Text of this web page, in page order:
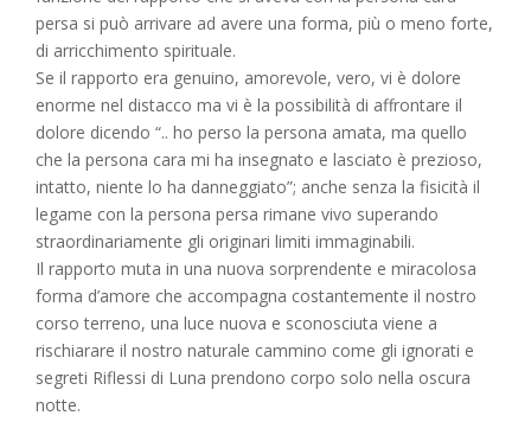
persa si può arrivare ad avere una forma, più o meno forte,
di arricchimento spirituale.
Se il rapporto era genuino, amorevole, vero, vi è dolore
enorme nel distacco ma vi è la possibilità di affrontare il
dolore dicendo “.. ho perso la persona amata, ma quello
che la persona cara mi ha insegnato e lasciato è prezioso,
intatto, niente lo ha danneggiato”; anche senza la fisicità il
legame con la persona persa rimane vivo superando
straordinariamente gli originari limiti immaginabili.
Il rapporto muta in una nuova sorprendente e miracolosa
forma d’amore che accompagna costantemente il nostro
corso terreno, una luce nuova e sconosciuta viene a
rischiarare il nostro naturale cammino come gli ignorati e
segreti Riflessi di Luna prendono corpo solo nella oscura
notte.